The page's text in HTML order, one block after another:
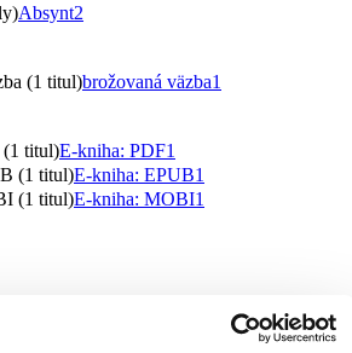
Absynt2
(1 titul)brožovaná väzba1
(1 titul)E-kniha: PDF1
(1 titul)E-kniha: EPUB1
(1 titul)E-kniha: MOBI1